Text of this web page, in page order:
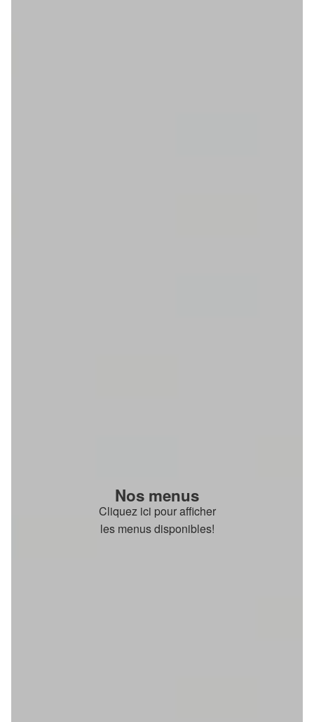
Nos menus
Cliquez ici pour afficher
les menus disponibles!